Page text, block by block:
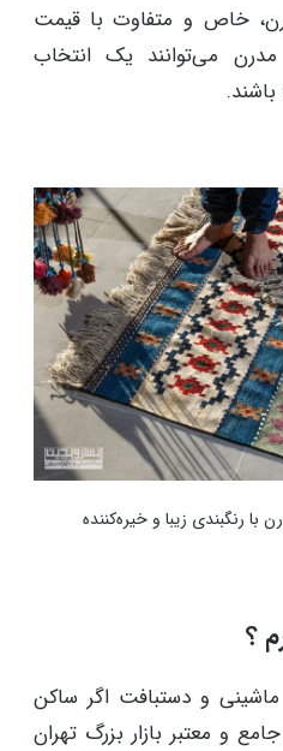
خاص و متفاوت با قیمت
می‌توانند یک انتخاب
رنگبندی زیبا و خیره‌کننده
و دستبافت اگر ساکن
و معتبر بازار بزرگ تهران